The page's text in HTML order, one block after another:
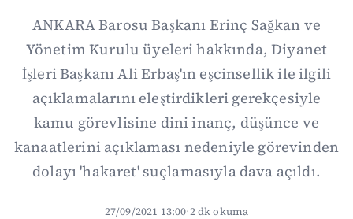
ANKARA Barosu Başkanı Erinç Sağkan ve
Yönetim Kurulu üyeleri hakkında, Diyanet
İşleri Başkanı Ali Erbaş'ın eşcinsellik ile ilgili
açıklamalarını eleştirdikleri gerekçesiyle
kamu görevlisine dini inanç, düşünce ve
kanaatlerini açıklaması nedeniyle görevinden
dolayı 'hakaret' suçlamasıyla dava açıldı.
27/09/2021 13:00·2 dk okuma